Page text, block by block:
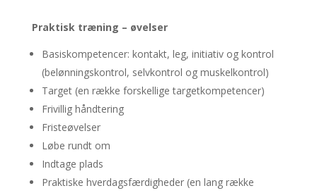
Praktisk træning – øvelser
Basiskompetencer: kontakt, leg, initiativ og kontrol
(belønningskontrol, selvkontrol og muskelkontrol)
Target (en række forskellige targetkompetencer)
Frivillig håndtering
Fristeøvelser
Løbe rundt om
Indtage plads
Praktiske hverdagsfærdigheder (en lang række